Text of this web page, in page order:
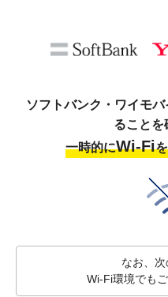
ソフトバンク・ワイモ
ることを
一時的にWi-Fiを
なお、
Wi-Fi環境でも